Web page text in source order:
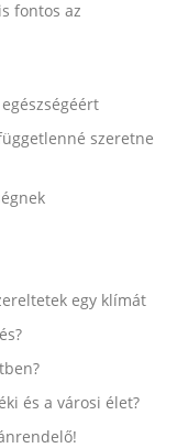
fontos az
szeretne
egy klímát
és a városi élet?